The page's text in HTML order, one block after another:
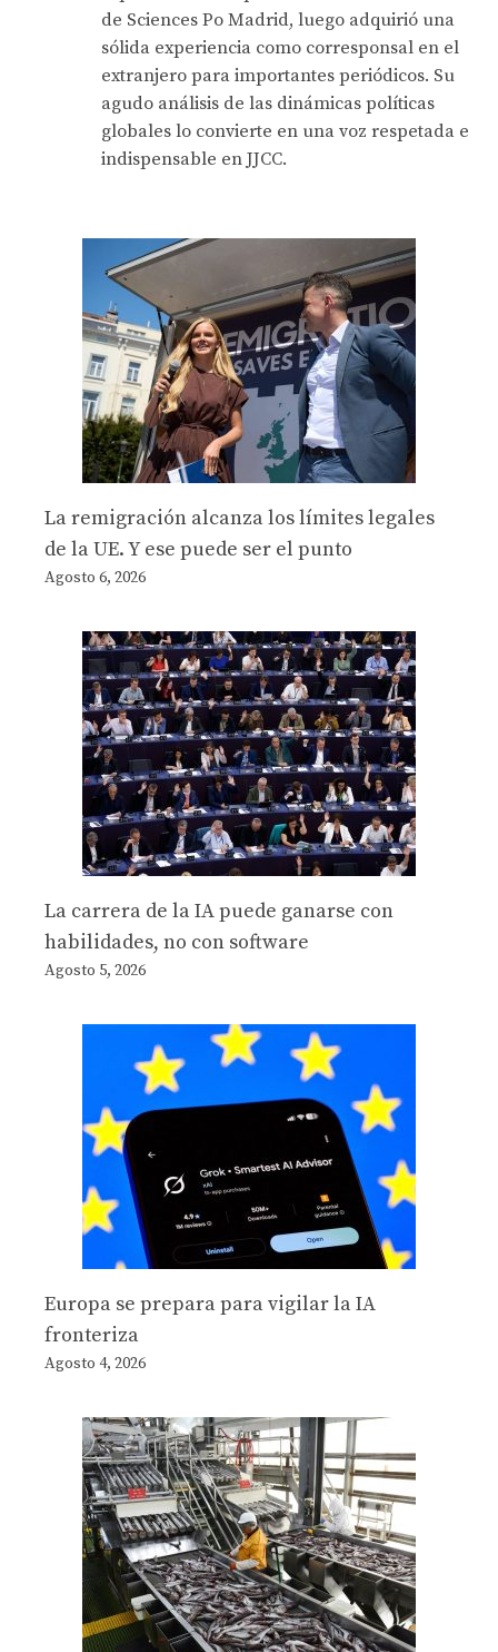
de Sciences Po Madrid, luego adquirió una
sólida experiencia como corresponsal en el
extranjero para importantes periódicos. Su
agudo análisis de las dinámicas políticas
globales lo convierte en una voz respetada e
indispensable en JJCC.
La remigración alcanza los límites legales
de la UE. Y ese puede ser el punto
Agosto 6, 2026
La carrera de la IA puede ganarse con
habilidades, no con software
Agosto 5, 2026
Europa se prepara para vigilar la IA
fronteriza
Agosto 4, 2026